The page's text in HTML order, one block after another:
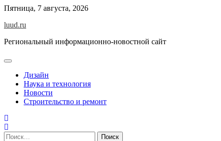
Skip
content
Пятница, 7 августа, 2026
luud.ru
Региональный информационно-новостной сайт
Дизайн
Наука и технология
Новости
Строительство и ремонт
Найти: